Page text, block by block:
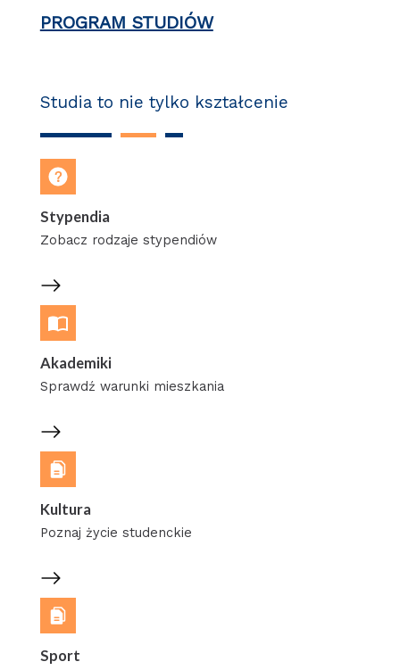
PROGRAM STUDIÓW
Studia to nie tylko kształcenie
Stypendia
Zobacz rodzaje stypendiów
Akademiki
Sprawdź warunki mieszkania
Kultura
Poznaj życie studenckie
Sport